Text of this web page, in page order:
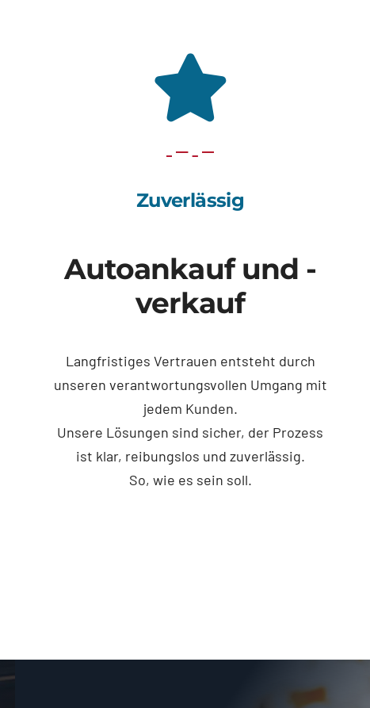
Zuverlässig
Autoankauf und -
verkauf
Langfristiges Vertrauen entsteht durch
unseren verantwortungsvollen Umgang mit
jedem Kunden.
Unsere Lösungen sind sicher, der Prozess
ist klar, reibungslos und zuverlässig.
So, wie es sein soll.